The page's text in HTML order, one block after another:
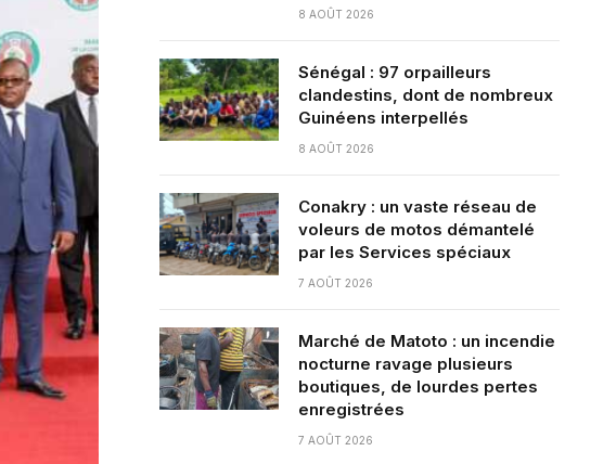
8 AOÛT 2026
Sénégal : 97 orpailleurs
clandestins, dont de nombreux
Guinéens interpellés
8 AOÛT 2026
Conakry : un vaste réseau de
voleurs de motos démantelé
par les Services spéciaux
7 AOÛT 2026
Marché de Matoto : un incendie
nocturne ravage plusieurs
boutiques, de lourdes pertes
enregistrées
7 AOÛT 2026